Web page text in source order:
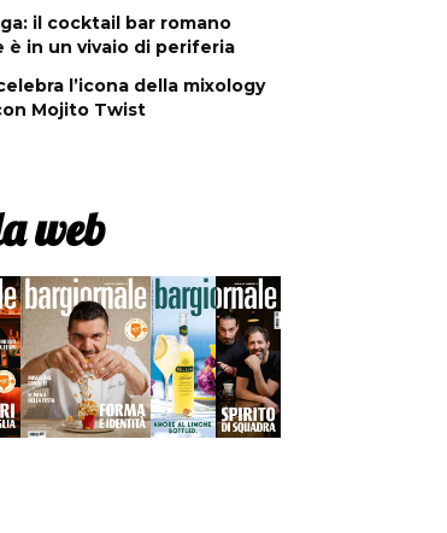
il cocktail bar romano
è in un vivaio di periferia
l’icona della mixology
Mojito Twist
web